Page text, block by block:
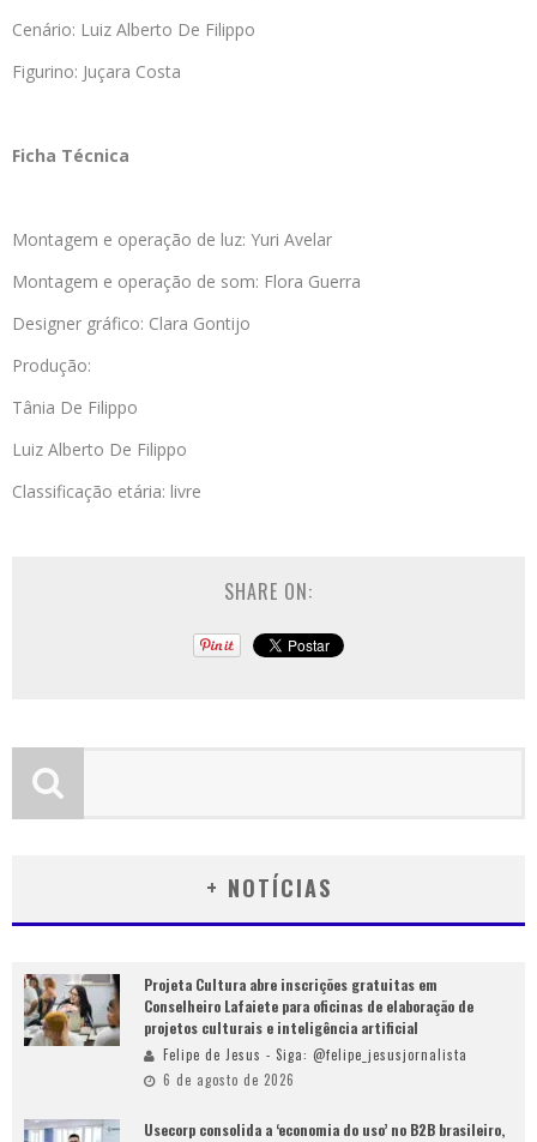
Cenário: Luiz Alberto De Filippo
Figurino: Juçara Costa
Ficha Técnica
Montagem e operação de luz: Yuri Avelar
Montagem e operação de som: Flora Guerra
Designer gráfico: Clara Gontijo
Produção:
Tânia De Filippo
Luiz Alberto De Filippo
Classificação etária: livre
SHARE ON:
+ NOTÍCIAS
Projeta Cultura abre inscrições gratuitas em
Conselheiro Lafaiete para oficinas de elaboração de
projetos culturais e inteligência artificial
Felipe de Jesus - Siga: @felipe_jesusjornalista
6 de agosto de 2026
Usecorp consolida a ‘economia do uso’ no B2B brasileiro,